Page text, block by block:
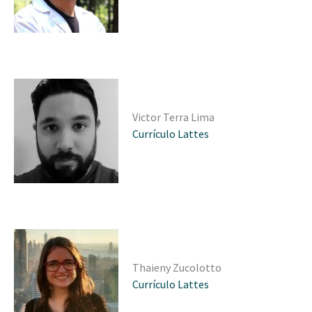
Victor Terra Lima
Currículo Lattes
Thaieny Zucolotto
Currículo Lattes